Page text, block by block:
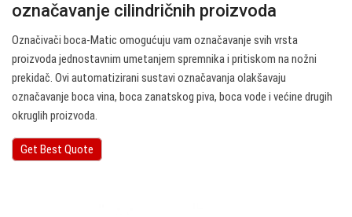
označavanje cilindričnih proizvoda
Označivači boca-Matic omogućuju vam označavanje svih vrsta
proizvoda jednostavnim umetanjem spremnika i pritiskom na nožni
prekidač. Ovi automatizirani sustavi označavanja olakšavaju
označavanje boca vina, boca zanatskog piva, boca vode i većine drugih
okruglih proizvoda.
Get Best Quote